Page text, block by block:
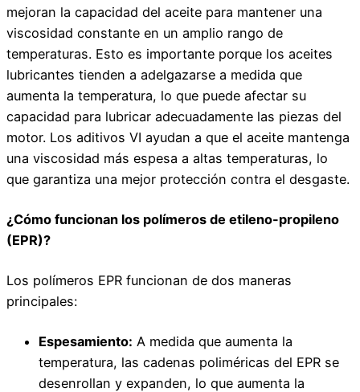
mejoran la capacidad del aceite para mantener una
viscosidad constante en un amplio rango de
temperaturas. Esto es importante porque los aceites
lubricantes tienden a adelgazarse a medida que
aumenta la temperatura, lo que puede afectar su
capacidad para lubricar adecuadamente las piezas del
motor. Los aditivos VI ayudan a que el aceite mantenga
una viscosidad más espesa a altas temperaturas, lo
que garantiza una mejor protección contra el desgaste.
¿Cómo funcionan los polímeros de etileno-propileno
(EPR)?
Los polímeros EPR funcionan de dos maneras
principales:
Espesamiento: A medida que aumenta la
temperatura, las cadenas poliméricas del EPR se
desenrollan y expanden, lo que aumenta la